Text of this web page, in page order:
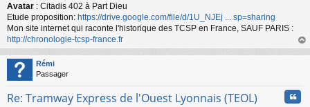
Avatar : Citadis 402 à Part Dieu
Etude proposition: https://drive.google.com/file/d/1U_NJEj ... sp=sharing
Mon site internet qui raconte l'historique des TCSP en France, SAUF PARIS :
http://chronologie-tcsp-france.fr
au
Rémi
Passager
Re: Tramway Express de l'Ouest Lyonnais (TEOL)